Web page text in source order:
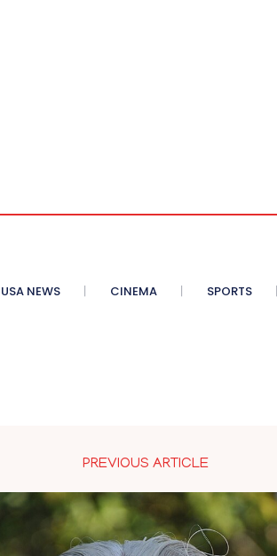
USA NEWS CINEMA SPORTS
PREVIOUS ARTICLE